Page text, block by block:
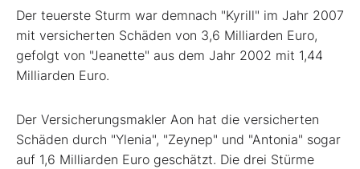
Der teuerste Sturm war demnach "Kyrill" im Jahr 2007
mit versicherten Schäden von 3,6 Milliarden Euro,
gefolgt von "Jeanette" aus dem Jahr 2002 mit 1,44
Milliarden Euro.
Der Versicherungsmakler Aon hat die versicherten
Schäden durch "Ylenia", "Zeynep" und "Antonia" sogar
auf 1,6 Milliarden Euro geschätzt. Die drei Stürme